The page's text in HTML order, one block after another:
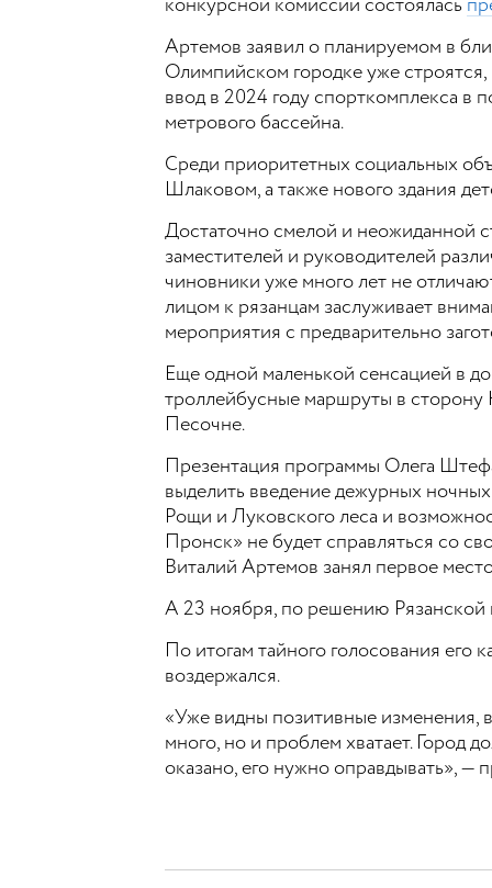
конкурсной комиссии состоялась
Артемов заявил о планируемом в
Олимпийском городке уже
ввод в 2024 году спорткомплекса в
метрового бассейна.
Среди приоритетных социальных
Шлаковом, а также нового здания
Достаточно смелой и неожиданной
заместителей и руководителей
чиновники уже много лет не
лицом к рязанцам заслуживает
мероприятия с предварительно
Еще одной маленькой сенсацией в
троллейбусные маршруты в сторону
Песочне.
Презентация программы Олега
выделить введение дежурных
Рощи и Луковского леса и
Пронск» не будет справляться со
Виталий Артемов занял первое
А 23 ноября, по решению
По итогам тайного голосования
воздержался.
«Уже видны позитивные изменения,
много, но и проблем хватает. Город
оказано, его нужно оправдывать», —